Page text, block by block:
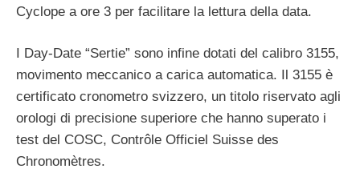
Cyclope a ore 3 per facilitare la lettura della data.
I Day-Date “Sertie” sono infine dotati del calibro 3155,
movimento meccanico a carica automatica. Il 3155 è
certificato cronometro svizzero, un titolo riservato agli
orologi di precisione superiore che hanno superato i
test del COSC, Contrôle Officiel Suisse des
Chronomètres.